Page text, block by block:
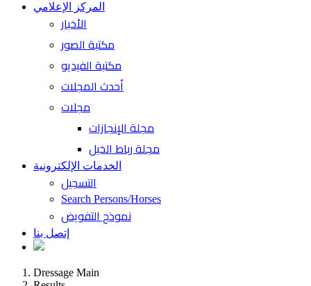
المركز الإعلامي
الأخبار
مكتبة الصور
مكتبة الفيديو
أحدث المجلات
مجلات
مجلة الإنجازات
مجلة رباط الخيل
الخدمات الإلكترونية
التسجيل
Search Persons/Horses
نموذج التفويض
إتصل بنا
Dressage Main